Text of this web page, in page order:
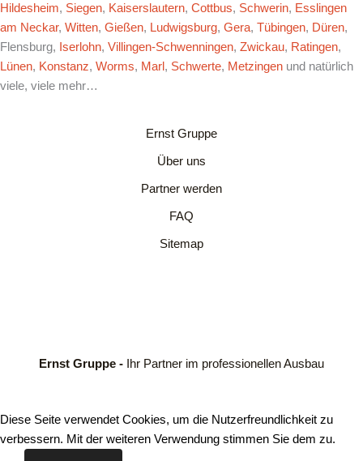
Hildesheim, Siegen, Kaiserslautern, Cottbus, Schwerin, Esslingen
am Neckar, Witten, Gießen, Ludwigsburg, Gera, Tübingen, Düren,
Flensburg, Iserlohn, Villingen-Schwenningen, Zwickau, Ratingen,
Lünen, Konstanz, Worms, Marl , Schwerte, Metzingen und natürlich
viele, viele mehr…
Ernst Gruppe
Über uns
Partner werden
FAQ
Sitemap
Ernst Gruppe - Ihr Partner im professionellen Ausbau
Diese Seite verwendet Cookies, um die Nutzerfreundlichkeit zu
verbessern. Mit der weiteren Verwendung stimmen Sie dem zu.